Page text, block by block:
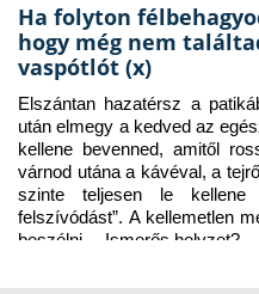
Ha folyton
hogy még nem
vaspótlót (x)
Elszántan hazatérsz a
után elmegy a kedved az
kellene bevenned, amitől
várnod utána a kávéval, a
szinte teljesen le kellene
felszívódást”. A kellemetlen
beszélni… Ismerős helyzet?